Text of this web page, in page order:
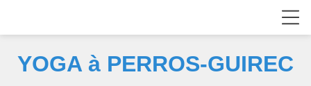
YOGA à PERROS-GUIREC